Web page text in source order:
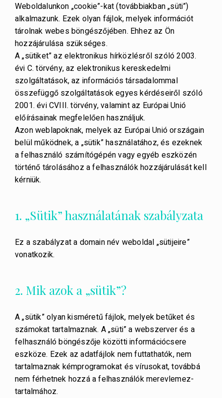
Weboldalunkon „cookie”-kat (továbbiakban „süti”)
alkalmazunk. Ezek olyan fájlok, melyek információt
tárolnak webes böngészőjében. Ehhez az Ön
hozzájárulása szükséges.
A „sütiket” az elektronikus hírközlésről szóló 2003.
évi C. törvény, az elektronikus kereskedelmi
szolgáltatások, az információs társadalommal
összefüggő szolgáltatások egyes kérdéseiről szóló
2001. évi CVIII. törvény, valamint az Európai Unió
előírásainak megfelelően használjuk.
Azon weblapoknak, melyek az Európai Unió országain
belül működnek, a „sütik” használatához, és ezeknek
a felhasználó számítógépén vagy egyéb eszközén
történő tárolásához a felhasználók hozzájárulását kell
kérniük.
1. „Sütik” használatának szabályzata
Ez a szabályzat a domain név weboldal „sütijeire”
vonatkozik.
2. Mik azok a „sütik”?
A „sütik” olyan kisméretű fájlok, melyek betűket és
számokat tartalmaznak. A „süti” a webszerver és a
felhasználó böngészője közötti információcsere
eszköze. Ezek az adatfájlok nem futtathatók, nem
tartalmaznak kémprogramokat és vírusokat, továbbá
nem férhetnek hozzá a felhasználók merevlemez-
tartalmához.